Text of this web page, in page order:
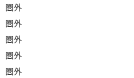
圏外
圏外
圏外
圏外
圏外